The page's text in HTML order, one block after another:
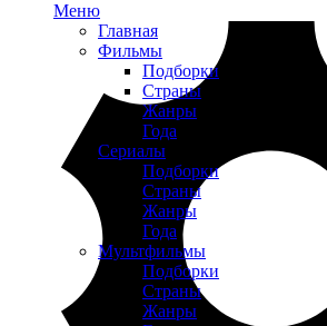
Меню
Главная
Фильмы
Подборки
Страны
Жанры
Года
Сериалы
Подборки
Страны
Жанры
Года
Мультфильмы
Подборки
Страны
Жанры